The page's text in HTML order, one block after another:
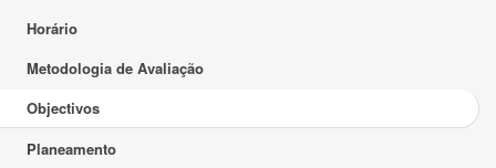
Horário
Metodologia de Avaliação
Objectivos
Planeamento